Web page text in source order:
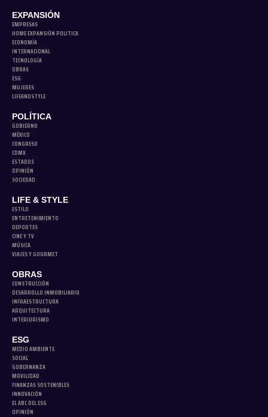
EXPANSIÓN
EMPRESAS
HOME EXPANSIÓN POLITICA
ECONOMÍA
INTERNACIONAL
TECNOLOGÍA
OBRAS
ESG
MUJERES
LIFEANDSTYLE
POLÍTICA
GOBIERNO
MÉXICO
CONGRESO
CDMX
ESTADOS
OPINIÓN
SOCIEDAD
LIFE & STYLE
ESTILO
ENTRETENIMIENTO
DEPORTES
CINE Y TV
MÚSICA
VIAJES Y GOURMET
OBRAS
CONSTRUCCIÓN
DESARROLLO INMOBILIARIO
INFRAESTRUCTURA
ARQUITECTURA
INTERIORISMO
ESG
MEDIO AMBIENTE
SOCIAL
GOBERNANZA
MOVILIDAD
FINANZAS SOSTENIBLES
INNOVACIÓN
EL ABC DEL ESG
OPINIÓN